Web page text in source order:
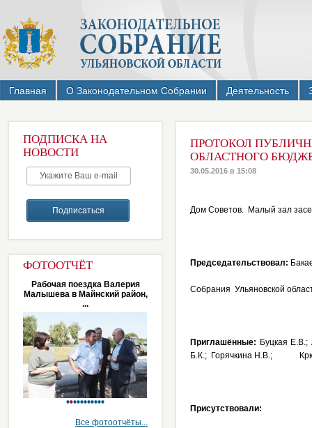
Главная О Законодательном Собрании Деятельность
ПОДПИСКА НА
НОВОСТИ
ФОТООТЧЁТ
Рабочая поездка Валерия
Малышева в Майнский район,
...
Все фотоотчёты...
ПРОТОКОЛ
ОБЛАСТНОГО
30.05.2016 в 15:08
Дом Советов. Малый
Председательствовал:
Собрания Ульяновской
Приглашённые: Буцкая
Б.К.; Горячкина Н.В.;
Присутствовали: